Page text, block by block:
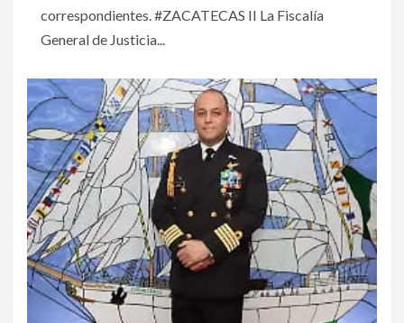
correspondientes. #ZACATECAS II La Fiscalía
General de Justicia...